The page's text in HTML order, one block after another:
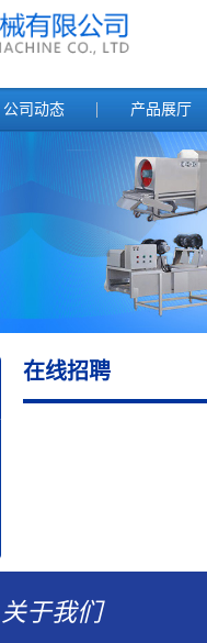
公司动态 产品展厅
在线招聘
关于我们